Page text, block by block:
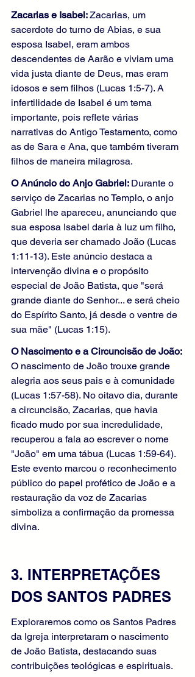
Zacarias e Isabel: Zacarias, um
sacerdote do turno de Abias, e sua
esposa Isabel, eram ambos
descendentes de Aarão e viviam uma
vida justa diante de Deus, mas eram
idosos e sem filhos (Lucas 1:5-7). A
infertilidade de Isabel é um tema
importante, pois reflete várias
narrativas do Antigo Testamento, como
as de Sara e Ana, que também tiveram
filhos de maneira milagrosa.
O Anúncio do Anjo Gabriel: Durante o
serviço de Zacarias no Templo, o anjo
Gabriel lhe apareceu, anunciando que
sua esposa Isabel daria à luz um filho,
que deveria ser chamado João (Lucas
1:11-13). Este anúncio destaca a
intervenção divina e o propósito
especial de João Batista, que "será
grande diante do Senhor... e será cheio
do Espírito Santo, já desde o ventre de
sua mãe" (Lucas 1:15).
O Nascimento e a Circuncisão de João:
O nascimento de João trouxe grande
alegria aos seus pais e à comunidade
(Lucas 1:57-58). No oitavo dia, durante
a circuncisão, Zacarias, que havia
ficado mudo por sua incredulidade,
recuperou a fala ao escrever o nome
"João" em uma tábua (Lucas 1:59-64).
Este evento marcou o reconhecimento
público do papel profético de João e a
restauração da voz de Zacarias
simboliza a confirmação da promessa
divina.
3. INTERPRETAÇÕES
DOS SANTOS PADRES
Exploraremos como os Santos Padres
da Igreja interpretaram o nascimento
de João Batista, destacando suas
contribuições teológicas e espirituais.